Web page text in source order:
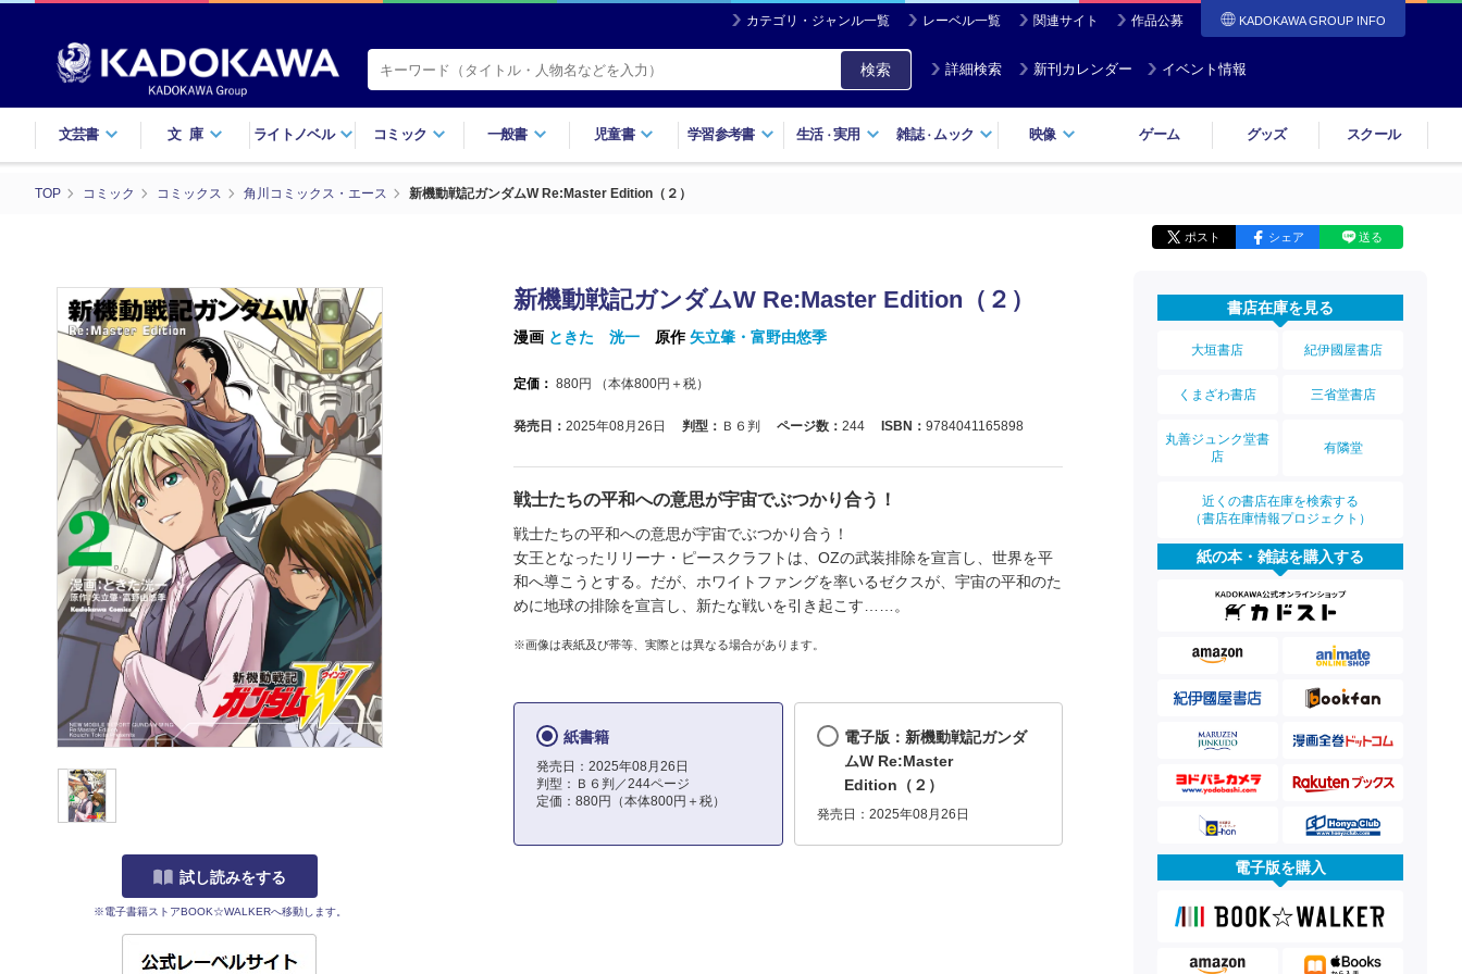
カテゴリ・ジャンル一覧 レーベル一覧 関連サイト 作品公募 KADOKAWA GROUP INFO
検索 詳細検索 新刊カレンダー イベント情報
文芸書 文庫 ライトノベル コミック 一般書 児童書 学習参考書 生活・実用 雑誌・ ムック 映像 ゲーム グッズ スクール
TOP コミック コミックス 角川コミックス・エース 新機動戦記ガンダムW Re:Master Edition（２）
ポスト シェア 送る
試し読みをする
※電子書籍ストアBOOK☆WALKERへ移動します。
新機動戦記ガンダムW Re:Master Edition（２）
漫画 ときた 洸一 原作矢立肇・富野由悠季
定価： 880円 （本体800円＋税）
発売日： 2025年08月26日 判型： Ｂ６判 ページ数： 244 ISBN： 9784041165898
戦士たちの平和への意思が宇宙でぶつかり合う！
戦士たちの平和への意思が宇宙でぶつかり合う！
女王となったリリーナ・ピースクラフトは、OZの武装排除を宣言し、世界を平
和へ導こうとする。だが、ホワイトファングを率いるゼクスが、宇宙の平和のた
めに地球の排除を宣言し、新たな戦いを引き起こす……。
※画像は表紙及び帯等、実際とは異なる場合があります。
紙書籍
発売日：2025年08月26日
判型：Ｂ６判／244ページ
定価：880円（本体800円＋税）
電子版：新機動戦記ガンダ
ムW Re:Master
Edition（２）
発売日：2025年08月26日
書店在庫を見る
大垣書店 紀伊國屋書店
くまざわ書店 三省堂書店
丸善ジュンク堂書
店
有隣堂
近くの書店在庫を検索する
（書店在庫情報プロジェクト）
紙の本・雑誌を購入する
電子版を購入